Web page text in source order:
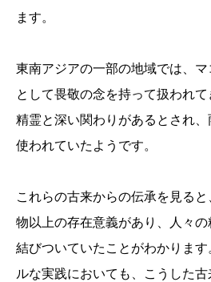
ます。
東南アジアの一部の地域では、
として畏敬の念を持って扱われ
精霊と深い関わりがあるとされ
使われていたようです。
これらの古来からの伝承を見る
物以上の存在意義があり、人々の
結びついていたことがわかりま
ルな実践においても、こうした